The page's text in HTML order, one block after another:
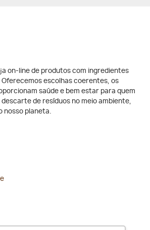
on-line de produtos com ingredientes
escolhas coerentes, os
saúde e bem estar para quem
descarte de resíduos no meio ambiente,
nosso planeta.